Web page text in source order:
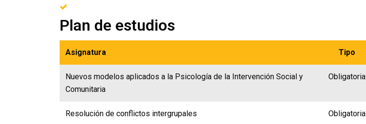
Plan de estudios
Asignatura Tipo
Nuevos modelos aplicados a la Psicología de la Intervención Social y
Comunitaria
Obligatoria
Resolución de conflictos intergrupales Obligatoria